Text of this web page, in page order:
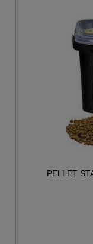
PELLET